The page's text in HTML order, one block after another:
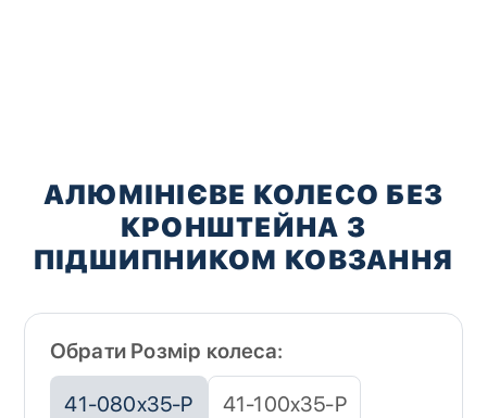
початку
зображень
АЛЮМІНІЄВЕ КОЛЕСО БЕЗ
КРОНШТЕЙНА З
ПІДШИПНИКОМ КОВЗАННЯ
Обрати Розмір колеса:
41-080x35-P 41-100x35-P